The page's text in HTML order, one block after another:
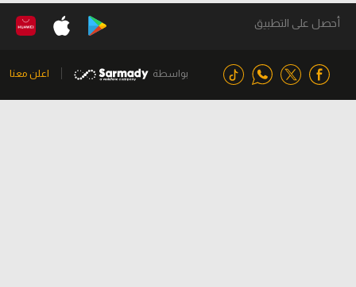
أحصل على التطبيق
بواسطة اعلن معنا